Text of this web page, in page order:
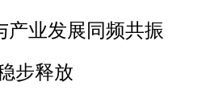
产业发展同频共振
步释放